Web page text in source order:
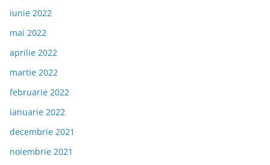
iunie 2022
mai 2022
aprilie 2022
martie 2022
februarie 2022
ianuarie 2022
decembrie 2021
noiembrie 2021